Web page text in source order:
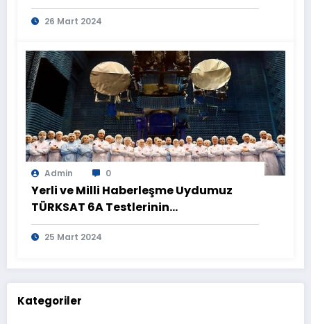
26 Mart 2024
Admin 0
Yerli ve Milli Haberleşme Uydumuz
TÜRKSAT 6A Testlerinin
Tamamlanmasının Ardından
Görüntülendi
25 Mart 2024
Kategoriler